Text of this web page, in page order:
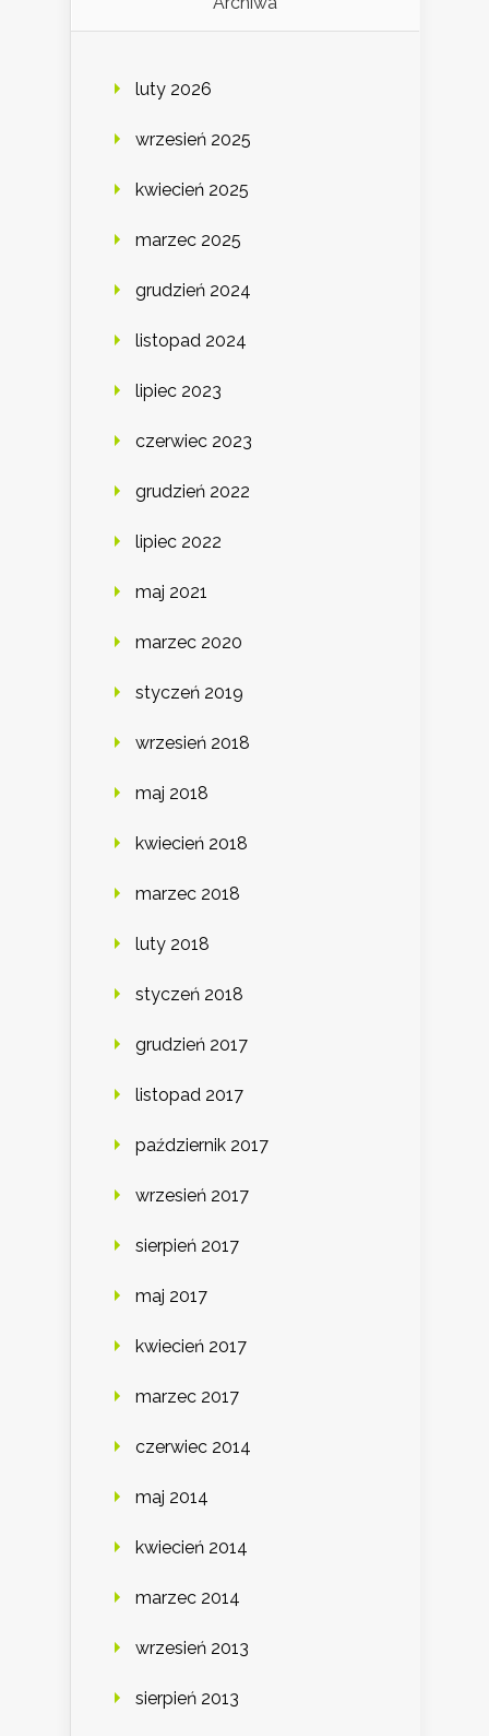
luty 2026
wrzesień 2025
kwiecień 2025
marzec 2025
grudzień 2024
listopad 2024
lipiec 2023
czerwiec 2023
grudzień 2022
lipiec 2022
maj 2021
marzec 2020
styczeń 2019
wrzesień 2018
maj 2018
kwiecień 2018
marzec 2018
luty 2018
styczeń 2018
grudzień 2017
listopad 2017
październik 2017
wrzesień 2017
sierpień 2017
maj 2017
kwiecień 2017
marzec 2017
czerwiec 2014
maj 2014
kwiecień 2014
marzec 2014
wrzesień 2013
sierpień 2013